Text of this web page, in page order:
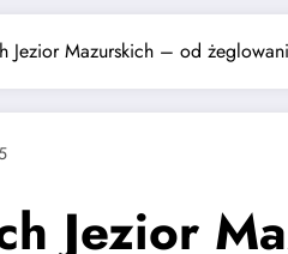
Jezior Mazurskich – od
Jezior